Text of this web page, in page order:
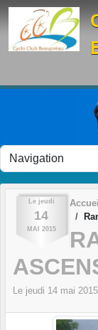
Le jeudi
14
MAI 2015
Le jeudi 14 mai 2015
Panneau de